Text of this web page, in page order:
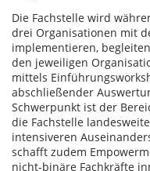
Die Fachstelle wird
drei Organisationen mit
implementieren,
den jeweiligen
mittels
abschließender
Schwerpunkt ist der
die Fachstelle
intensiveren
schafft zudem
nicht-binäre Fachkräfte